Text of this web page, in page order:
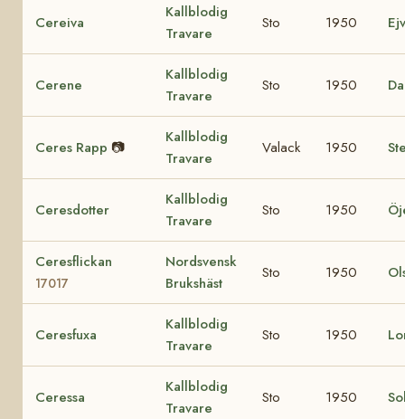
Cereiva
Kallblodig
Travare
Sto 1950
Cerene
Kallblodig
Travare
Sto 1950
Ceres Rapp 📷
Kallblodig
Travare
Valack 1950
Ceresdotter
Kallblodig
Travare
Sto 1950
Ceresflickan
17017
Nordsvensk
Brukshäst
Sto 1950
Ceresfuxa
Kallblodig
Travare
Sto 1950
Ceressa
Kallblodig
Travare
Sto 1950